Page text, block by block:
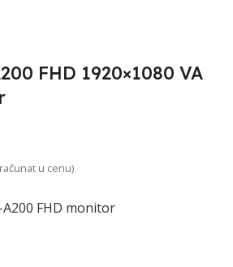
FHD 1920×1080 VA
u cenu)
FHD monitor